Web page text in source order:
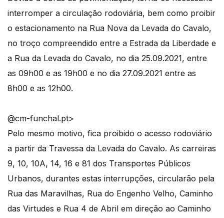
interromper a circulação rodoviária, bem como proibir
o estacionamento na Rua Nova da Levada do Cavalo,
no troço compreendido entre a Estrada da Liberdade e
a Rua da Levada do Cavalo, no dia 25.09.2021, entre
as 09h00 e as 19h00 e no dia 27.09.2021 entre as
8h00 e as 12h00.
@cm-funchal.pt>
Pelo mesmo motivo, fica proibido o acesso rodoviário
a partir da Travessa da Levada do Cavalo. As carreiras
9, 10, 10A, 14, 16 e 81 dos Transportes Públicos
Urbanos, durantes estas interrupções, circularão pela
Rua das Maravilhas, Rua do Engenho Velho, Caminho
das Virtudes e Rua 4 de Abril em direção ao Caminho